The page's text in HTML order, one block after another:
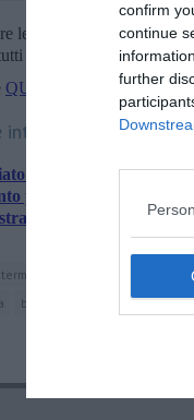
confirm
continue
further
le notizie principali della
i giorni alle 20:00
QUI
anche:
l'Indiana Jones della
per la gara dei carretti
ferito un
lari
brasile india